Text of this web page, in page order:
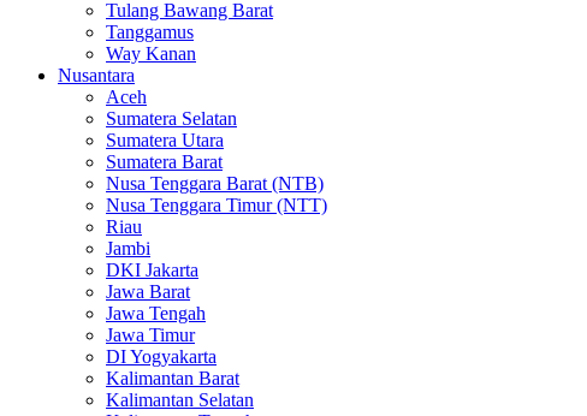
Tulang Bawang Barat
Tanggamus
Way Kanan
Nusantara
Aceh
Sumatera Selatan
Sumatera Utara
Sumatera Barat
Nusa Tenggara Barat (NTB)
Nusa Tenggara Timur (NTT)
Riau
Jambi
DKI Jakarta
Jawa Barat
Jawa Tengah
Jawa Timur
DI Yogyakarta
Kalimantan Barat
Kalimantan Selatan